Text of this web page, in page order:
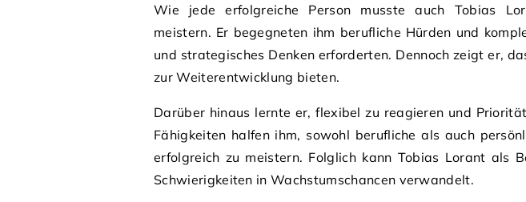
Wie jede erfolgreiche Person musste auch Tobias
meistern. Er begegneten ihm berufliche Hürden und
und strategisches Denken erforderten. Dennoch zeigt er,
zur Weiterentwicklung bieten.
Darüber hinaus lernte er, flexibel zu reagieren und
Fähigkeiten halfen ihm, sowohl berufliche als auch
erfolgreich zu meistern. Folglich kann Tobias Lorant als
Schwierigkeiten in Wachstumschancen verwandelt.